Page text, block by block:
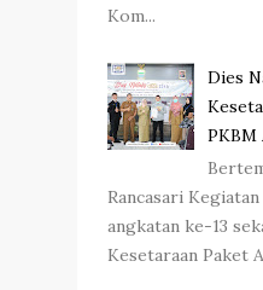
Kom...
Dies
PKBM
Rancasari
angkatan ke-13
Kesetaraan Paket